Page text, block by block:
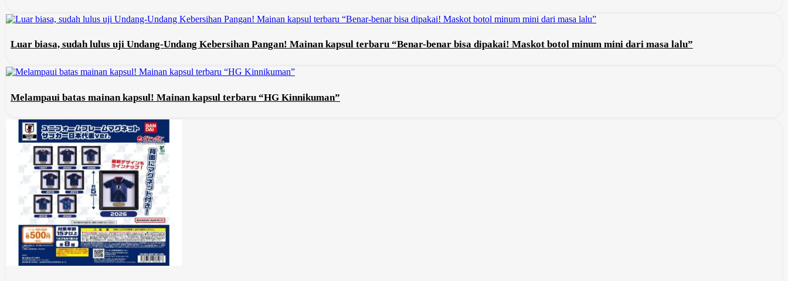
Luar biasa, sudah lulus uji Undang-Undang Kebersihan Pangan! Mainan kapsul terbaru “Benar-benar bisa dipakai! Maskot botol minum mini dari masa lalu”
Melampaui batas mainan kapsul! Mainan kapsul terbaru “HG Kinnikuman”